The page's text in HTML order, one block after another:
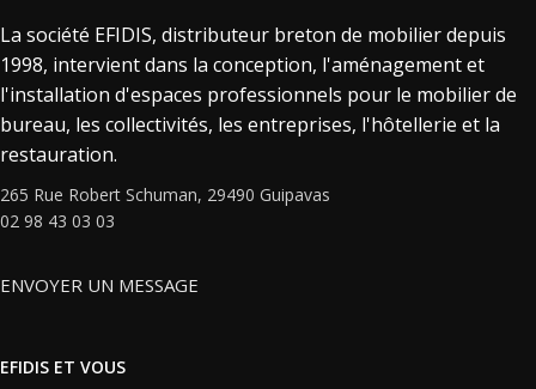
La société EFIDIS, distributeur breton de mobilier depuis
1998, intervient dans la conception, l'aménagement et
l'installation d'espaces professionnels pour le mobilier de
bureau, les collectivités, les entreprises, l'hôtellerie et la
restauration.
265 Rue Robert Schuman, 29490 Guipavas
02 98 43 03 03
ENVOYER UN MESSAGE
EFIDIS ET VOUS